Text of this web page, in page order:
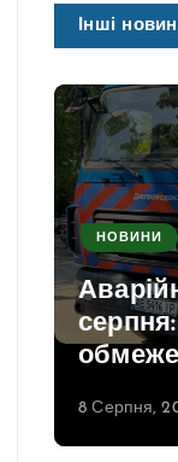
Інші
НОВИНИ
8 Серпня,